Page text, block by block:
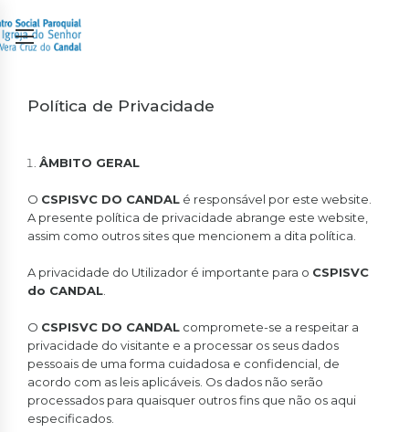
Política de Privacidade
ÂMBITO GERAL
O CSPISVC DO CANDAL é responsável por este website.
A presente política de privacidade abrange este website,
assim como outros sites que mencionem a dita política.
A privacidade do Utilizador é importante para o CSPISVC
do CANDAL.
O CSPISVC DO CANDAL compromete-se a respeitar a
privacidade do visitante e a processar os seus dados
pessoais de uma forma cuidadosa e confidencial, de
acordo com as leis aplicáveis. Os dados não serão
processados para quaisquer outros fins que não os aqui
especificados.